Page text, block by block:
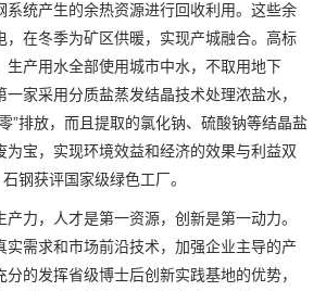
系统产生的余热资源进行回收利用。这些余
，在冬季为矿区供暖，实现产城融合。高标
生产用水全部使用城市中水，不取用地下
家采用分质盐蒸发结晶技术处理浓盐水，
”排放，而且提取的氯化钠、硫酸钠等结晶盐
为宝，实现环境效益和经济的效果与利益双
钢获评国家级绿色工厂。
，人才是第一资源，创新是第一动力。
实需求和市场前沿技术，加强企业主导的产
的发挥省级博士后创新实践基地的优势，